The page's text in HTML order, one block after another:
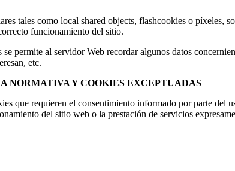
tales como local shared objects, flashcookies o píxeles,
funcionamiento del sitio.
permite al servidor Web recordar algunos datos
etc.
NORMATIVA Y COOKIES EXCEPTUADAS
que requieren el consentimiento informado por parte del
del sitio web o la prestación de servicios